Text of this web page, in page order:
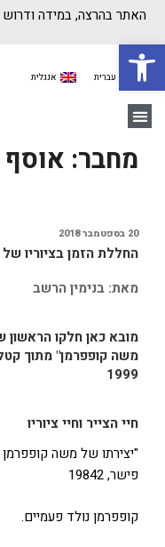
האתר בהרצה, במידה
עברית אנגלית
מחבר:
20 בספטמבר 2018
החללת הזמן בציוריו
מאת: בנימין הרשב
מובא כאן חלקו
משה קופפרמן" מתוך
1999
חיי הצייר וחיי ציוריו
"יצירתו של משה קופפרמן
פישר, 19842
קופפרמן נולד פעמיים.
פתח סרגל נגישות